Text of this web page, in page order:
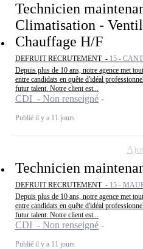
Technicien
Climatisation -
Chauffage H/F
DEFRUIT RECRUTEMENT - 15 -
Depuis plus de 10 ans, notre agence met
entre candidats en quête d'idéal
futur talent. Notre client est...
CDI - Non renseigné
Publié il y a 11 jours
Technicien
DEFRUIT RECRUTEMENT - 15 -
Depuis plus de 10 ans, notre agence met
entre candidats en quête d'idéal
futur talent. Notre client est...
CDI - Non renseigné
Publié il y a 11 jours